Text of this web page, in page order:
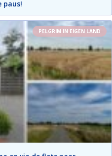
paus!
PELGRIM IN EIGEN LAND